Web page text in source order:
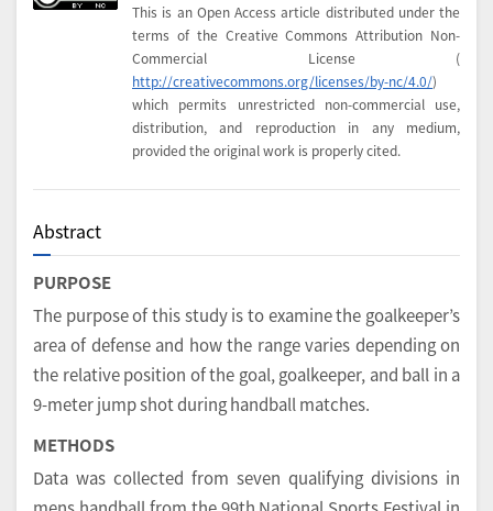
This is an Open Access article distributed under the
terms of the Creative Commons Attribution Non-
Commercial License (
http://creativecommons.org/licenses/by-nc/4.0/)
which permits unrestricted non-commercial use,
distribution, and reproduction in any medium,
provided the original work is properly cited.
Abstract
PURPOSE
The purpose of this study is to examine the goalkeeper’s
area of defense and how the range varies depending on
the relative position of the goal, goalkeeper, and ball in a
9-meter jump shot during handball matches.
METHODS
Data was collected from seven qualifying divisions in